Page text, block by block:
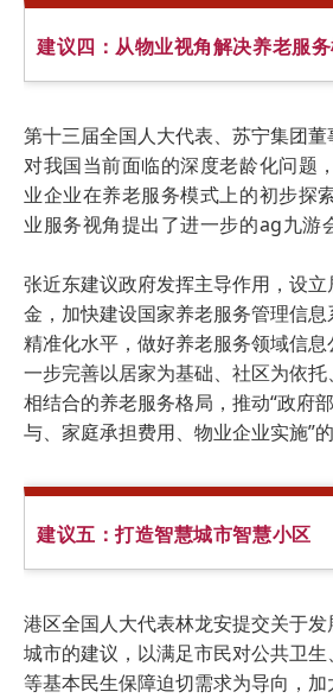
建议四：从物业视角解决养老服
第十三届全国人大代表、苏宁集团董
对我国当前面临的深度老龄化问题
业企业在养老服务模式上的初步探
业服务视角提出了进一步的ag九游
张近东建议政府发挥主导作用，设
金，加快建设国家养老服务管理信
精准化水平，做好养老服务领域信
一步完善以居家为基础、社区为依
相结合的养老服务格局，推动“政府
与、家庭承担费用、物业企业实施”
建议五：打造智慧城市智慧小区
港区全国人大代表林龙安提交关于
城市的建议，以满足市民对公共卫
等基本民生保障迫切需求为导向，